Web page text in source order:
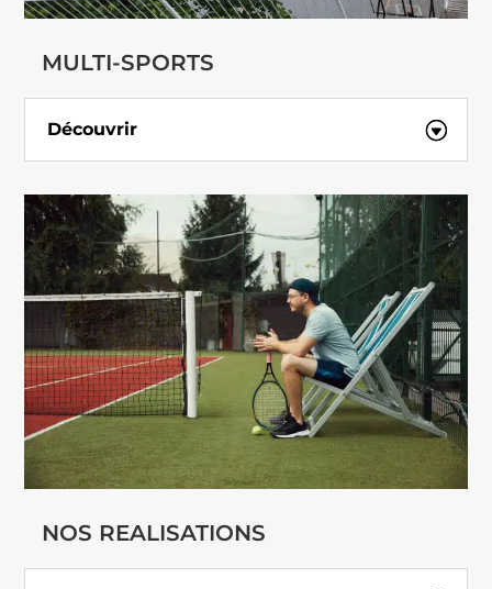
MULTI-SPORTS
Découvrir
NOS REALISATIONS